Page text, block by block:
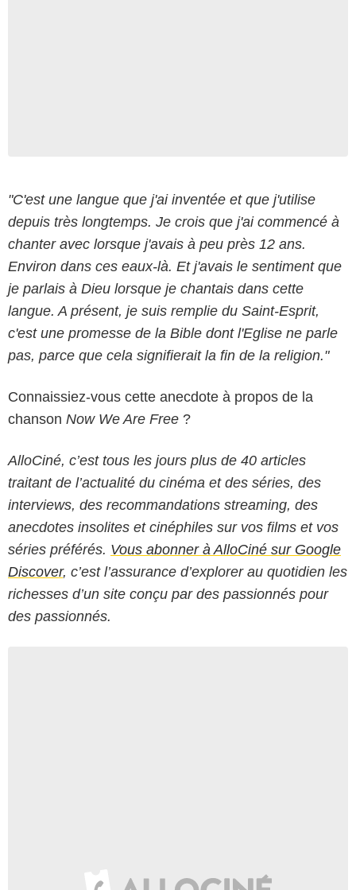
"C'est une langue que j'ai inventée et que j'utilise
depuis très longtemps. Je crois que j'ai commencé à
chanter avec lorsque j'avais à peu près 12 ans.
Environ dans ces eaux-là. Et j'avais le sentiment que
je parlais à Dieu lorsque je chantais dans cette
langue. A présent, je suis remplie du Saint-Esprit,
c'est une promesse de la Bible dont l'Eglise ne parle
pas, parce que cela signifierait la fin de la religion."
Connaissiez-vous cette anecdote à propos de la
chanson Now We Are Free ?
AlloCiné, c’est tous les jours plus de 40 articles
traitant de l’actualité du cinéma et des séries, des
interviews, des recommandations streaming, des
anecdotes insolites et cinéphiles sur vos films et vos
séries préférés. Vous abonner à AlloCiné sur Google
Discover, c’est l’assurance d’explorer au quotidien les
richesses d’un site conçu par des passionnés pour
des passionnés.